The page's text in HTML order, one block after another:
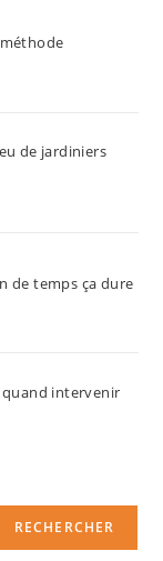
de jardiniers
de temps ça dure
quand intervenir
RECHERCHER